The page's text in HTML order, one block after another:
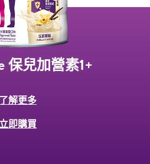
保兒加營素1+
了解更多
即購買